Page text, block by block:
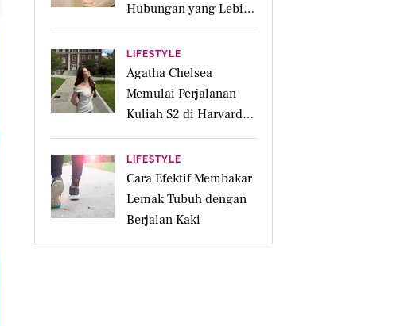
Hubungan yang Lebih
Sehat dengan Anak
LIFESTYLE
Agatha Chelsea
Memulai Perjalanan
Kuliah S2 di Harvard
University
LIFESTYLE
Cara Efektif Membakar
Lemak Tubuh dengan
Berjalan Kaki